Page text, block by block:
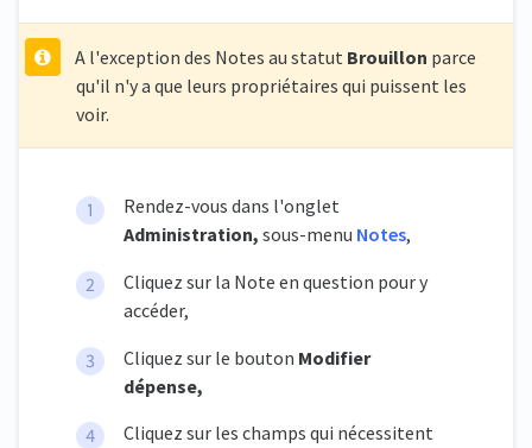
A l'exception des Notes au statut Brouillon parce
qu'il n'y a que leurs propriétaires qui puissent les
voir.
Rendez-vous dans l'onglet
Administration, sous-menu Notes,
Cliquez sur la Note en question pour y
accéder,
Cliquez sur le bouton Modifier
dépense,
Cliquez sur les champs qui nécessitent